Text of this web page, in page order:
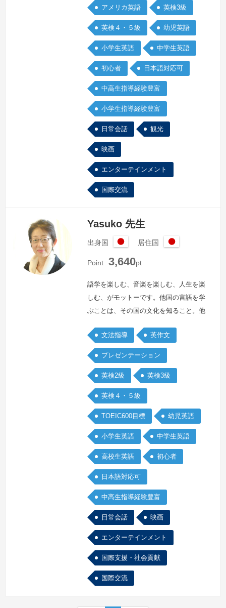
を対象に指導をすることを得意としてお
ります。英語学習のしかたに関してアド
バイスをすることも可能ですのでぜひご
相談ください。
続きを見る »
アメリカ英語 英検3級
英検４・５級 幼児英語
小学生英語 中学生英語
初心者 日本語対応可
中高生指導経験豊富
小学生指導経験豊富
日常会話 観光
映画
エンターテインメント
国際交流
Yasuko 先生
出身国
日
本
居住国
日
Point 3,640pt
語学を楽しむ、音楽を楽しむ、人生を楽
しむ、がモットーです。他国の言語を学
ぶことは、その国の文化を知ること。他
の文化に目覚めること。私自身、英語の
歌を歌い、英語の本を読むことで、世界
が大きく広がり、日本のすばらしさにも
改めて気付くことができました。楽しく
学ぶことが何より、と心掛けています。
続きを見る »
文法指導 英作文
プレゼンテーション
英検2級 英検3級
英検４・５級
TOEIC600目標 幼児英語
小学生英語 中学生英語
高校生英語 初心者
日本語対応可
中高生指導経験豊富
日常会話 映画
エンターテインメント
国際支援・社会貢献
国際交流